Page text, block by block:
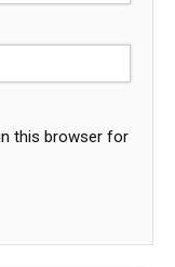
this browser for